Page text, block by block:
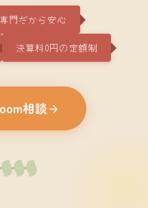
門だから安心
決算料0円の定額制
相談